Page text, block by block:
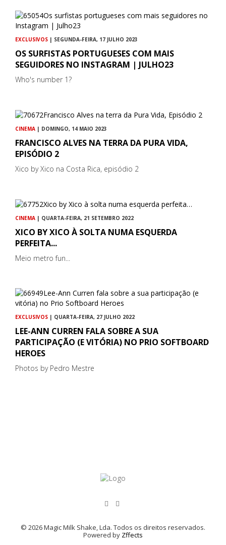
EXCLUSIVOS | SEGUNDA-FEIRA, 17 JULHO 2023
OS SURFISTAS PORTUGUESES COM MAIS
SEGUIDORES NO INSTAGRAM | JULHO23
Who's number 1?
CINEMA | DOMINGO, 14 MAIO 2023
FRANCISCO ALVES NA TERRA DA PURA VIDA,
EPISÓDIO 2
Xico by Xico na Costa Rica, episódio 2
CINEMA | QUARTA-FEIRA, 21 SETEMBRO 2022
XICO BY XICO À SOLTA NUMA ESQUERDA
PERFEITA...
Meio metro fun...
EXCLUSIVOS | QUARTA-FEIRA, 27 JULHO 2022
LEE-ANN CURREN FALA SOBRE A SUA
PARTICIPAÇÃO (E VITÓRIA) NO PRIO SOFTBOARD
HEROES
Photos by Pedro Mestre
© 2026 Magic Milk Shake, Lda. Todos os direitos reservados.
Powered by Zffects